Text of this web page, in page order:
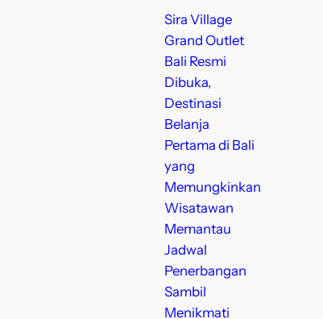
Sira Village
Grand Outlet
Bali Resmi
Dibuka,
Destinasi
Belanja
Pertama di Bali
yang
Memungkinkan
Wisatawan
Memantau
Jadwal
Penerbangan
Sambil
Menikmati